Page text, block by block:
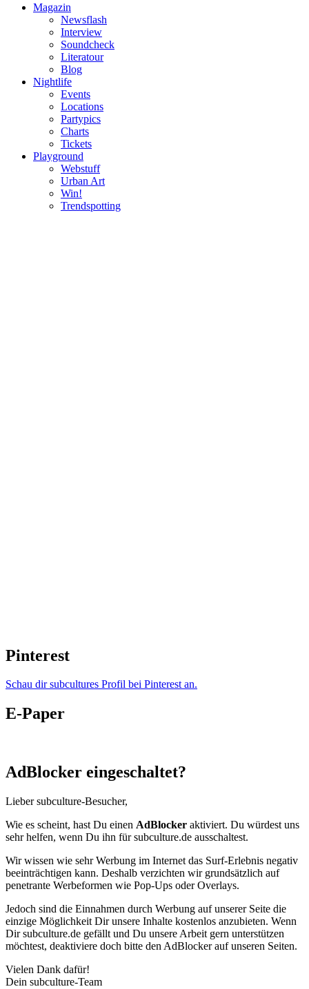
Magazin
Newsflash
Interview
Soundcheck
Literatour
Blog
Nightlife
Events
Locations
Partypics
Charts
Tickets
Playground
Webstuff
Urban Art
Win!
Trendspotting
Pinterest
Schau dir subcultures Profil bei Pinterest an.
E-Paper
AdBlocker eingeschaltet?
Lieber subculture-Besucher,
Wie es scheint, hast Du einen AdBlocker aktiviert. Du würdest uns
sehr helfen, wenn Du ihn für subculture.de ausschaltest.
Wir wissen wie sehr Werbung im Internet das Surf-Erlebnis negativ
beeinträchtigen kann. Deshalb verzichten wir grundsätzlich auf
penetrante Werbeformen wie Pop-Ups oder Overlays.
Jedoch sind die Einnahmen durch Werbung auf unserer Seite die
einzige Möglichkeit Dir unsere Inhalte kostenlos anzubieten. Wenn
Dir subculture.de gefällt und Du unsere Arbeit gern unterstützen
möchtest, deaktiviere doch bitte den AdBlocker auf unseren Seiten.
Vielen Dank dafür!
Dein subculture-Team